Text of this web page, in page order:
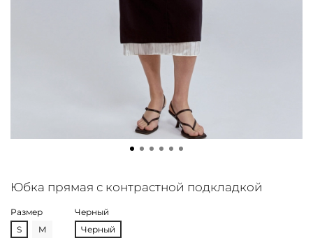
Юбка прямая с контрастной подкладкой
Размер
S
M
Черный
Черный